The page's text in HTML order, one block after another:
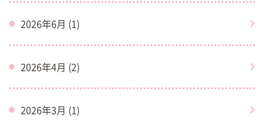
2026年6月 (1)
2026年4月 (2)
2026年3月 (1)